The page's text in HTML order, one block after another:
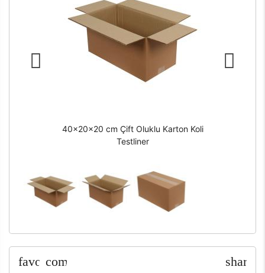
40x20x20 cm Çift Oluklu Karton Koli
Testliner